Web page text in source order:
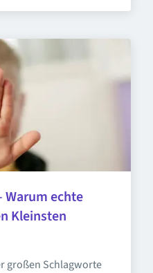
Warum echte
Kleinsten
großen Schlagworte